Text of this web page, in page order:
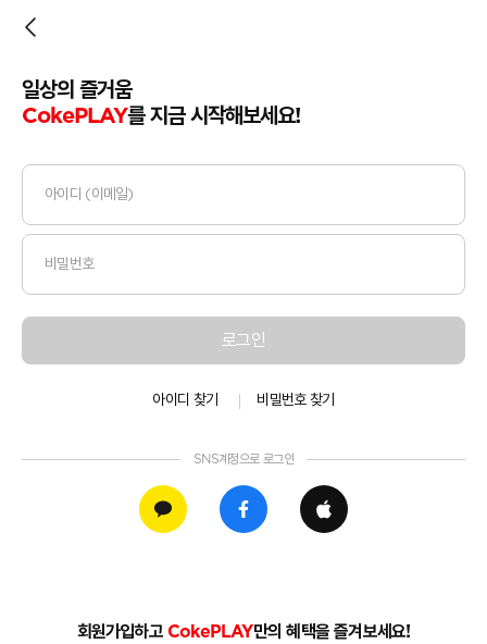
일상의 즐거움
CokePLAY를 지금 시작해보세요!
로그인
아이디 찾기 비밀번호 찾기
SNS계정으로 로그인
회원가입하고 CokePLAY만의 혜택을 즐겨보세요!